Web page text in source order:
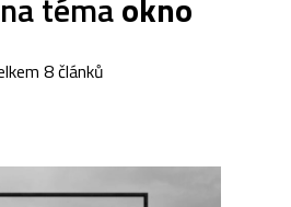
8 článků